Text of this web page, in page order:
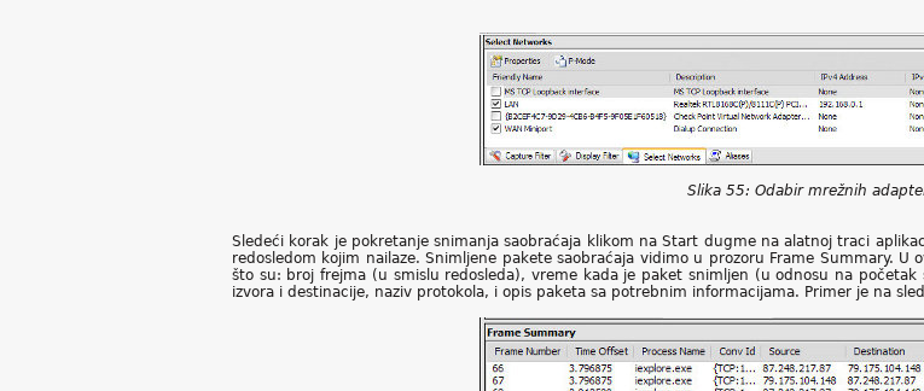
Slika 55: Odabir mrežnih
Sledeći korak je pokretanje snimanja saobraćaja klikom na Start dugme na alatnoj traci
redosledom kojim nailaze. Snimljene pakete saobraćaja vidimo u prozoru Frame Summary.
što su: broj frejma (u smislu redosleda), vreme kada je paket snimljen (u odnosu na
izvora i destinacije, naziv protokola, i opis paketa sa potrebnim informacijama. Primer je na